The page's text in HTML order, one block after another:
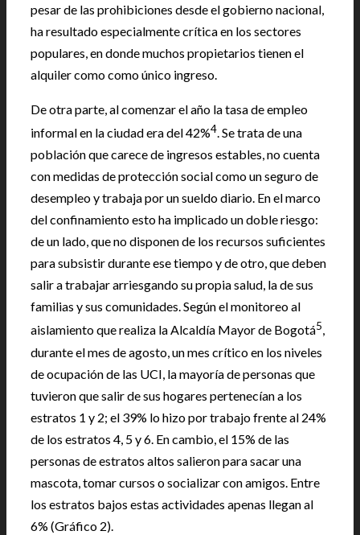
pesar de las prohibiciones desde el gobierno nacional,
ha resultado especialmente crítica en los sectores
populares, en donde muchos propietarios tienen el
alquiler como como único ingreso.
De otra parte, al comenzar el año la tasa de empleo
informal en la ciudad era del 42%4. Se trata de una
población que carece de ingresos estables, no cuenta
con medidas de protección social como un seguro de
desempleo y trabaja por un sueldo diario. En el marco
del confinamiento esto ha implicado un doble riesgo:
de un lado, que no disponen de los recursos suficientes
para subsistir durante ese tiempo y de otro, que deben
salir a trabajar arriesgando su propia salud, la de sus
familias y sus comunidades. Según el monitoreo al
aislamiento que realiza la Alcaldía Mayor de Bogotá5,
durante el mes de agosto, un mes crítico en los niveles
de ocupación de las UCI, la mayoría de personas que
tuvieron que salir de sus hogares pertenecían a los
estratos 1 y 2; el 39% lo hizo por trabajo frente al 24%
de los estratos 4, 5 y 6. En cambio, el 15% de las
personas de estratos altos salieron para sacar una
mascota, tomar cursos o socializar con amigos. Entre
los estratos bajos estas actividades apenas llegan al
6% (Gráfico 2).